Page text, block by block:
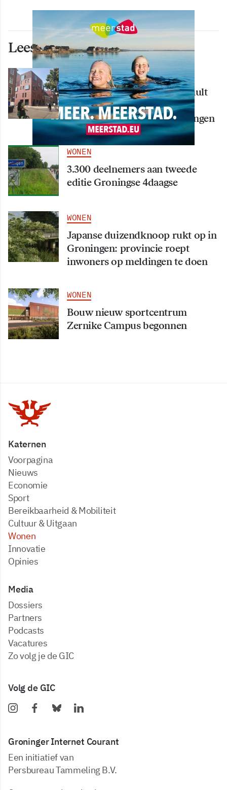
Lees ook deze artikelen
WONEN
Nieuw creatief centrum Tumult
bijna klaar: opening eind
september in hart van Groningen
WONEN
3.300 deelnemers aan tweede
editie Groningse 4daagse
WONEN
Japanse duizendknoop rukt op in
Groningen: provincie roept
inwoners op meldingen te doen
WONEN
Bouw nieuw sportcentrum
Zernike Campus begonnen
Katernen
Voorpagina
Nieuws
Economie
Sport
Bereikbaarheid & Mobiliteit
Cultuur & Uitgaan
Wonen
Innovatie
Opinies
Media
dossiers
partners
podcasts
vacatures
zo volg je de GIC
Volg de GIC
Groninger Internet Courant
Een initiatief van
Persbureau Tammeling B.V.